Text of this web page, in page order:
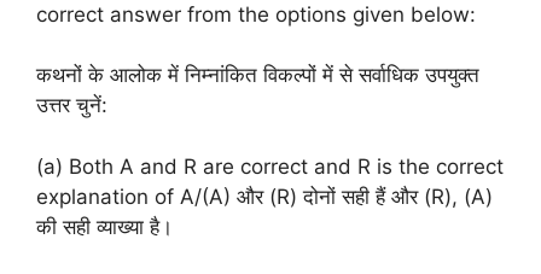
correct answer from the options given below:
कथनों के आलोक में निम्नांकित विकल्पों में से सर्वाधिक उपयुक्त
उत्तर चुनें:
(a) Both A and R are correct and R is the correct
explanation of A/(A) और (R) दोनों सही हैं और (R), (A)
की सही व्याख्या है।